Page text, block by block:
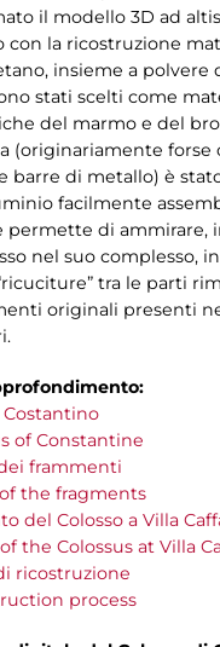
il modello 3D ad
la ricostruzione
insieme a polvere
stati scelti come
del marmo e del
(originariamente forse
barre di metallo) è
facilmente
permette di ammirare,
nel suo complesso,
tra le parti
originali presenti
Costantino
of Constantine
frammenti
the fragments
del Colosso a Villa
the Colossus at Villa
ricostruzione
process